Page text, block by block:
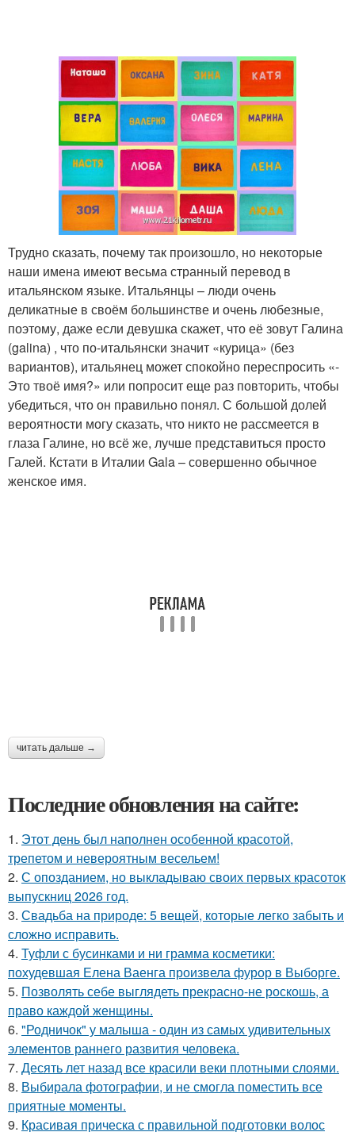
Трудно сказать, почему так произошло, но некоторые
наши имена имеют весьма странный перевод в
итальянском языке. Итальянцы – люди очень
деликатные в своём большинстве и очень любезные,
поэтому, даже если девушка скажет, что её зовут Галина
(galina) , что по-итальянски значит «курица» (без
вариантов), итальянец может спокойно переспросить «-
Это твоё имя?» или попросит еще раз повторить, чтобы
убедиться, что он правильно понял. С большой долей
вероятности могу сказать, что никто не рассмеется в
глаза Галине, но всё же, лучше представиться просто
Галей. Кстати в Италии Gala – совершенно обычное
женское имя.
читать дальше →
Последние обновления на сайте:
1. Этот день был наполнен особенной красотой,
трепетом и невероятным весельем!
2. С опозданием, но выкладываю своих первых красоток
выпускниц 2026 год.
3. Свадьба на природе: 5 вещей, которые легко забыть и
сложно исправить.
4. Туфли с бусинками и ни грамма косметики:
похудевшая Елена Ваенга произвела фурор в Выборге.
5. Позволять себе выглядеть прекрасно-не роскошь, а
право каждой женщины.
6. "Родничок" у малыша - один из самых удивительных
элементов раннего развития человека.
7. Десять лет назад все красили веки плотными слоями.
8. Выбирала фотографии, и не смогла поместить все
приятные моменты.
9. Красивая прическа с правильной подготовки волос